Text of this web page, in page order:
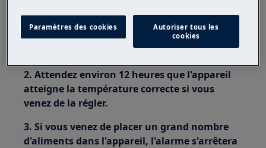
Résolution :
1. Mettez à l'arrêt l'alarme en appuyant sur
n'importe quelle touche.
2. Attendez environ 12 heures que l'appareil
atteigne la température correcte si vous
venez de la régler.
3. Si vous venez de placer un grand nombre
d'aliments dans l'appareil, l'alarme s'arrêtera
Paramètres des cookies
Autoriser tous les
cookies